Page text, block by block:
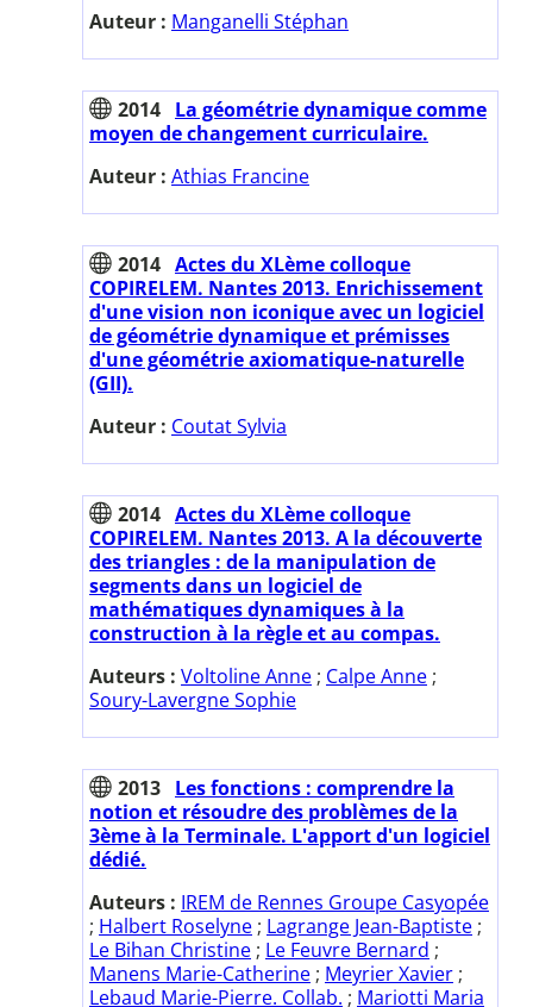
Auteur : Manganelli Stéphan
2014 La géométrie dynamique comme
moyen de changement curriculaire.
Auteur : Athias Francine
2014 Actes du XLème colloque
COPIRELEM. Nantes 2013. Enrichissement
d'une vision non iconique avec un logiciel
de géométrie dynamique et prémisses
d'une géométrie axiomatique-naturelle
(GII).
Auteur : Coutat Sylvia
2014 Actes du XLème colloque
COPIRELEM. Nantes 2013. A la découverte
des triangles : de la manipulation de
segments dans un logiciel de
mathématiques dynamiques à la
construction à la règle et au compas.
Auteurs : Voltoline Anne ; Calpe Anne ;
Soury-Lavergne Sophie
2013 Les fonctions : comprendre la
notion et résoudre des problèmes de la
3ème à la Terminale. L'apport d'un logiciel
dédié.
Auteurs : IREM de Rennes Groupe Casyopée
; Halbert Roselyne ; Lagrange Jean-Baptiste ;
Le Bihan Christine ; Le Feuvre Bernard ;
Manens Marie-Catherine ; Meyrier Xavier ;
Lebaud Marie-Pierre. Collab. ; Mariotti Maria